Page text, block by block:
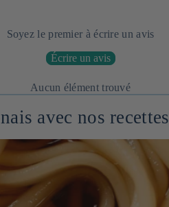
Soyez le premier à écrire un avis
Écrire un avis
Aucun élément trouvé
avec nos recettes